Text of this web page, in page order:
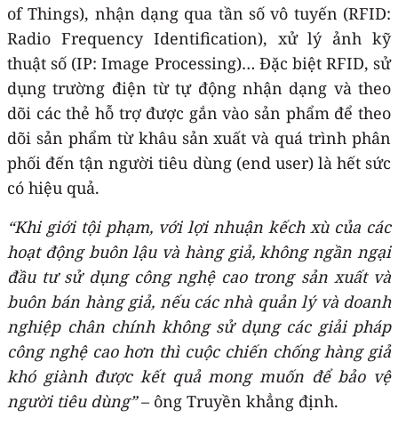
of Things), nhận dạng qua tần số vô tuyến (RFID:
Radio Frequency Identification), xử lý ảnh kỹ
thuật số (IP: Image Processing)… Đặc biệt RFID, sử
dụng trường điện từ tự động nhận dạng và theo
dõi các thẻ hỗ trợ được gắn vào sản phẩm để theo
dõi sản phẩm từ khâu sản xuất và quá trình phân
phối đến tận người tiêu dùng (end user) là hết sức
có hiệu quả.
“Khi giới tội phạm, với lợi nhuận kếch xù của các
hoạt động buôn lậu và hàng giả, không ngần ngại
đầu tư sử dụng công nghệ cao trong sản xuất và
buôn bán hàng giả, nếu các nhà quản lý và doanh
nghiệp chân chính không sử dụng các giải pháp
công nghệ cao hơn thì cuộc chiến chống hàng giả
khó giành được kết quả mong muốn để bảo vệ
người tiêu dùng”– ông Truyền khẳng định.